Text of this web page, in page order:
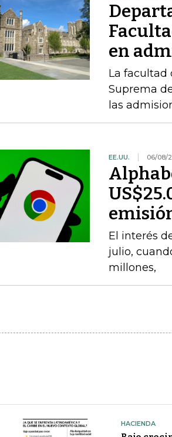
en
La facultad
Suprema
las
EE.UU. 06/08/
El interés
julio,
millones,
HACIENDA